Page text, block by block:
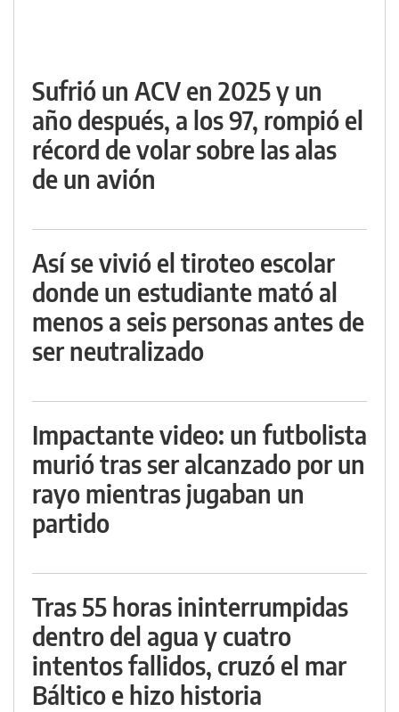
Sufrió un ACV en 2025 y un
año después, a los 97, rompió el
récord de volar sobre las alas
de un avión
Así se vivió el tiroteo escolar
donde un estudiante mató al
menos a seis personas antes de
ser neutralizado
Impactante video: un futbolista
murió tras ser alcanzado por un
rayo mientras jugaban un
partido
Tras 55 horas ininterrumpidas
dentro del agua y cuatro
intentos fallidos, cruzó el mar
Báltico e hizo historia